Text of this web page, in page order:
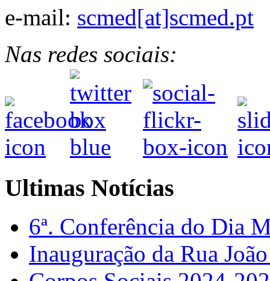
e-mail: scmed[at]scmed.pt
Nas redes sociais:
Ultimas Notícias
6ª. Conferência do Dia
Inauguração da Rua